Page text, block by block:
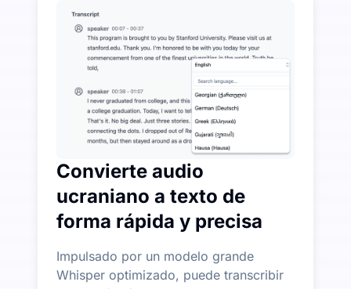
UniScribe ofrece 120 minutos de transcripción
Más funciones de IA disponibles más allá de Audio-
Generar automáticamente resúmenes, mapas
Convierte audio
ucraniano a texto de
forma rápida y precisa
Impulsado por un modelo grande
Whisper optimizado, puede transcribir